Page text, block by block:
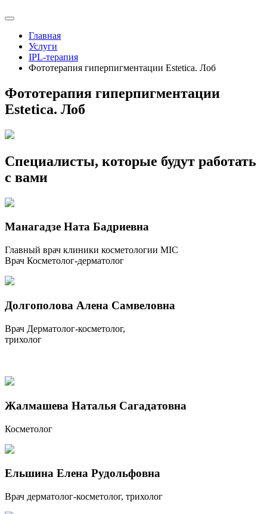
Главная
Услуги
IPL-терапия
Фототерапия гиперпигментации Estetica. Лоб
Фототерапия гиперпигментации
Estetica. Лоб
Специалисты, которые будут работать
с вами
Манагадзе Ната Бадриевна
Главный врач клиники косметологии MIC
Врач Косметолог-дерматолог
Долгополова Алена Самвеловна
Врач Дерматолог-косметолог,
трихолог
Жалмашева Наталья Сагадатовна
Косметолог
Ельшина Елена Рудольфовна
Врач дерматолог-косметолог, трихолог